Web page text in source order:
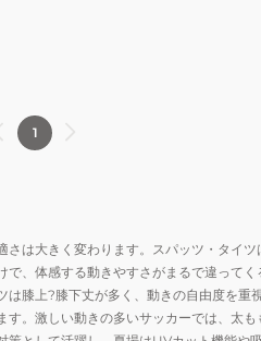
1
は大きく変わります。スパッツ・タイツ
、体感する動きやすさがまるで違ってく
膝上?膝下丈が多く、動きの自由度を
。激しい動きの多いサッカーでは、太